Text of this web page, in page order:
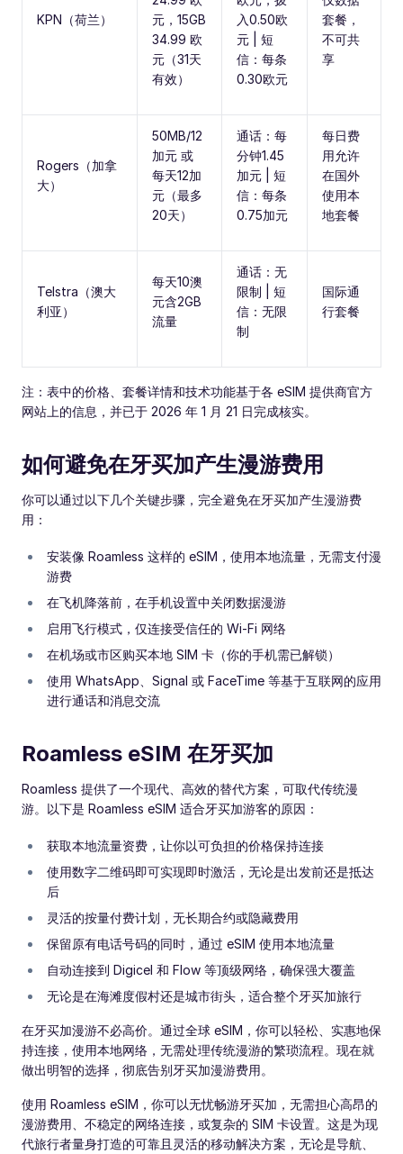
KPN（荷兰）
元，15GB
34.99 欧
元（31天
有效）
入0.50欧
元 | 短
信：每条
0.30欧元
套餐，
不可共
享
Rogers（加拿
大）
50MB/12
加元 或
每天12加
元（最多
20天）
通话：每
分钟1.45
加元 | 短
信：每条
0.75加元
每日费
用允许
在国外
使用本
地套餐
Telstra（澳大
利亚）
每天10澳
元含2GB
流量
通话：无
限制 | 短
信：无限
制
国际通
行套餐
注：表中的价格、套餐详情和技术功能基于各 eSIM 提供商官方
网站上的信息，并已于 2026 年 1 月 21 日完成核实。
如何避免在牙买加产生漫游费用
你可以通过以下几个关键步骤，完全避免在牙买加产生漫游费
用：
安装像 Roamless 这样的 eSIM，使用本地流量，无需支付漫
游费
在飞机降落前，在手机设置中关闭数据漫游
启用飞行模式，仅连接受信任的 Wi-Fi 网络
在机场或市区购买本地 SIM 卡（你的手机需已解锁）
使用 WhatsApp、Signal 或 FaceTime 等基于互联网的应用
进行通话和消息交流
Roamless eSIM 在牙买加
Roamless 提供了一个现代、高效的替代方案，可取代传统漫
游。以下是 Roamless eSIM 适合牙买加游客的原因：
获取本地流量资费，让你以可负担的价格保持连接
使用数字二维码即可实现即时激活，无论是出发前还是抵达
后
灵活的按量付费计划，无长期合约或隐藏费用
保留原有电话号码的同时，通过 eSIM 使用本地流量
自动连接到 Digicel 和 Flow 等顶级网络，确保强大覆盖
无论是在海滩度假村还是城市街头，适合整个牙买加旅行
在牙买加漫游不必高价。通过全球 eSIM，你可以轻松、实惠地保
持连接，使用本地网络，无需处理传统漫游的繁琐流程。现在就
做出明智的选择，彻底告别牙买加漫游费用。
使用 Roamless eSIM，你可以无忧畅游牙买加，无需担心高昂的
漫游费用、不稳定的网络连接，或复杂的 SIM 卡设置。这是为现
代旅行者量身打造的可靠且灵活的移动解决方案，无论是导航、